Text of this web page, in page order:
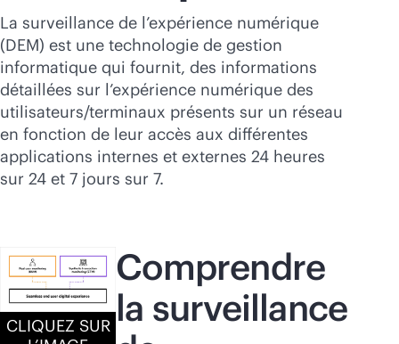
Acheter maintenant
La surveillance de l’expérience numérique
(DEM) est une technologie de gestion
informatique qui fournit, des informations
détaillées sur l’expérience numérique des
utilisateurs/terminaux présents sur un réseau
en fonction de leur accès aux différentes
applications internes et externes 24 heures
sur 24 et 7 jours sur 7.
CLIQUEZ SUR
Comprendre
la surveillance